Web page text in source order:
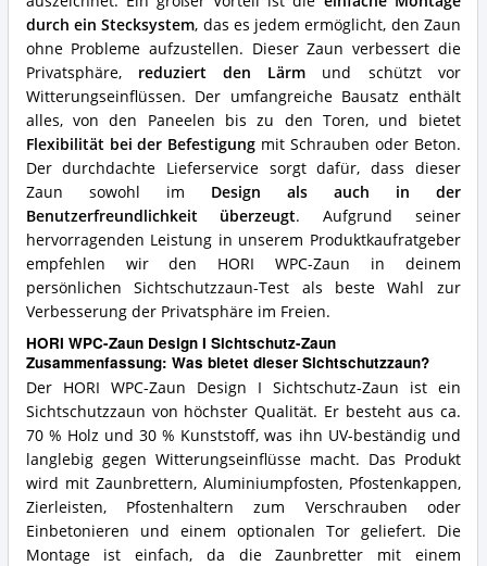
durch ein Stecksystem, das es jedem ermöglicht, den Zaun
ohne Probleme aufzustellen. Dieser Zaun verbessert die
Privatsphäre, reduziert den Lärm und schützt vor
Witterungseinflüssen. Der umfangreiche Bausatz enthält
alles, von den Paneelen bis zu den Toren, und bietet
Flexibilität bei der Befestigung mit Schrauben oder Beton.
Der durchdachte Lieferservice sorgt dafür, dass dieser
Zaun sowohl im Design als auch in der
Benutzerfreundlichkeit überzeugt. Aufgrund seiner
hervorragenden Leistung in unserem Produktkaufratgeber
empfehlen wir den HORI WPC-Zaun in deinem
persönlichen Sichtschutzzaun-Test als beste Wahl zur
Verbesserung der Privatsphäre im Freien.
HORI WPC-Zaun Design I Sichtschutz-Zaun
Zusammenfassung: Was bietet dieser Sichtschutzzaun?
Der HORI WPC-Zaun Design I Sichtschutz-Zaun ist ein
Sichtschutzzaun von höchster Qualität. Er besteht aus ca.
70 % Holz und 30 % Kunststoff, was ihn UV-beständig und
langlebig gegen Witterungseinflüsse macht. Das Produkt
wird mit Zaunbrettern, Aluminiumpfosten, Pfostenkappen,
Zierleisten, Pfostenhaltern zum Verschrauben oder
Einbetonieren und einem optionalen Tor geliefert. Die
Montage ist einfach, da die Zaunbretter mit einem